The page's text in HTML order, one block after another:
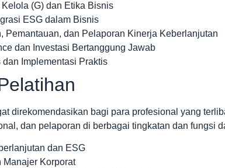
Kelola (G) dan Etika Bisnis
ESG dalam Bisnis
Pemantauan, dan Pelaporan Kinerja Keberlanjutan
dan Investasi Bertanggung Jawab
dan Implementasi Praktis
direkomendasikan bagi para profesional yang
dan pelaporan di berbagai tingkatan dan fungsi
dan ESG
Manajer Korporat